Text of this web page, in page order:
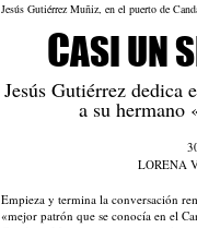
Jesús Gutiérrez Muñiz, en el puerto de
CASI UN
Jesús Gutiérrez dedica
a su hermano
LORENA
Empieza y termina la conversación
«mejor patrón que se conocía en el